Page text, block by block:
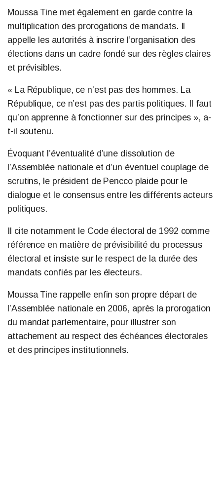
Moussa Tine met également en garde contre la
multiplication des prorogations de mandats. Il
appelle les autorités à inscrire l’organisation des
élections dans un cadre fondé sur des règles claires
et prévisibles.
« La République, ce n’est pas des hommes. La
République, ce n’est pas des partis politiques. Il faut
qu’on apprenne à fonctionner sur des principes », a-
t-il soutenu.
Évoquant l’éventualité d’une dissolution de
l’Assemblée nationale et d’un éventuel couplage de
scrutins, le président de Pencco plaide pour le
dialogue et le consensus entre les différents acteurs
politiques.
Il cite notamment le Code électoral de 1992 comme
référence en matière de prévisibilité du processus
électoral et insiste sur le respect de la durée des
mandats confiés par les électeurs.
Moussa Tine rappelle enfin son propre départ de
l’Assemblée nationale en 2006, après la prorogation
du mandat parlementaire, pour illustrer son
attachement au respect des échéances électorales
et des principes institutionnels.